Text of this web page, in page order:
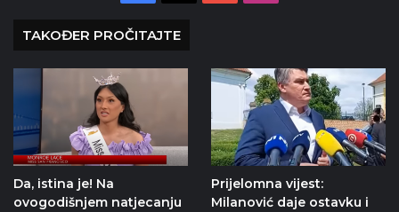
TAKOĐER PROČITAJTE
Da, istina je! Na
ovogodišnjem natjecanju
Prijelomna vijest:
Milanović daje ostavku i